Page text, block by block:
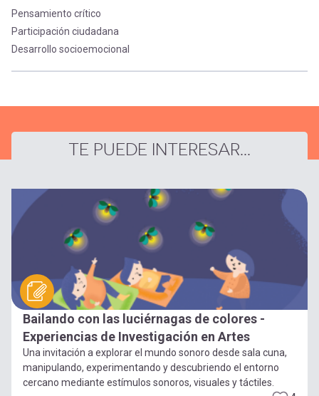
Pensamiento crítico
Participación ciudadana
Desarrollo socioemocional
TE PUEDE INTERESAR...
Bailando con las luciérnagas de colores -
Experiencias de Investigación en Artes
Una invitación a explorar el mundo sonoro desde sala cuna,
manipulando, experimentando y descubriendo el entorno
cercano mediante estímulos sonoros, visuales y táctiles.